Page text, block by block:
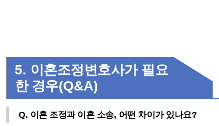
5. 이혼조정변호사가 필요
한 경우(Q&A)
Q. 이혼 조정과 이혼 소송, 어떤 차이가 있나요?